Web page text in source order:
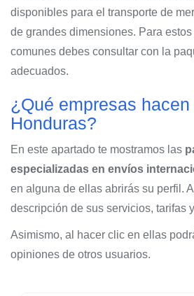
disponibles para el transporte de
de grandes dimensiones. Para
comunes debes consultar con la
adecuados.
¿Qué empresas
Honduras?
En este apartado te mostramos las
especializadas en envíos
en alguna de ellas abrirás su perfil.
descripción de sus servicios, tarifas
Asimismo, al hacer clic en ellas
opiniones de otros usuarios.